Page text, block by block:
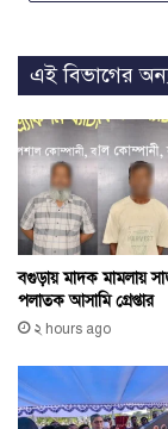
এই বিভাগের
বগুড়ায় মাদক মামলায়
পলাতক আসামি গ্রেপ্তার
২ hours ago